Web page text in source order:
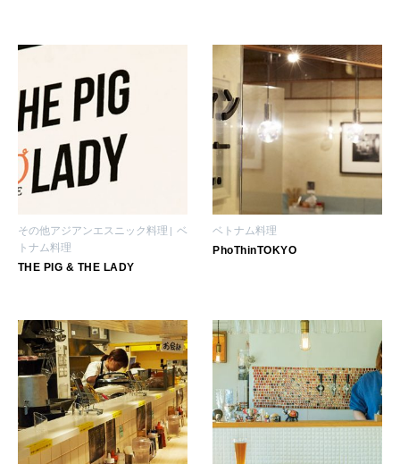
算命学がわかる今月のあなた
知る、考える
MAMA
ママもいろいろ
SUSTAINABLE
わたしができること
CULTURE
自分を耕す
WORK&MONEY
いい人生って？
その他アジアンエスニック料理
ベ
トナム料理
THE PIG & THE LADY
ベトナム料理
PhoThinTOKYO